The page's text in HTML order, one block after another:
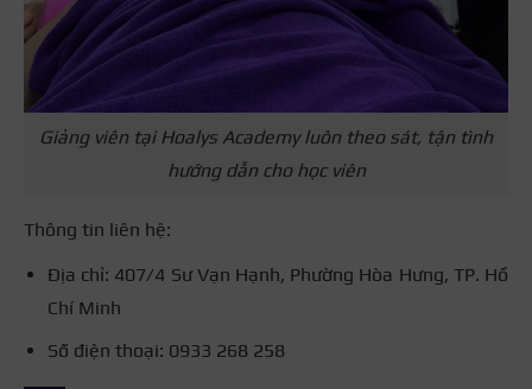
Giảng viên tại Hoalys Academy luôn theo sát, tận tình
hướng dẫn cho học viên
Thông tin liên hệ:
Địa chỉ: 407/4 Sư Vạn Hạnh, Phường Hòa Hưng, TP. Hồ
Chí Minh
Số điện thoại: 0933 268 258